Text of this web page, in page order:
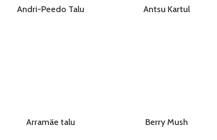
Andri-Peedo Talu Antsu Kartul
Arramäe talu Berry Mush